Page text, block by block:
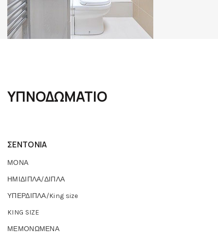
ΥΠΝΟΔΩΜΑΤΙΟ
ΣΕΝΤΟΝΙΑ
ΜΟΝΑ
ΗΜΙΔΙΠΛΑ/ΔΙΠΛΑ
ΥΠΕΡΔΙΠΛΑ/King size
KING SIZE
ΜΕΜΟΝΩΜΕΝΑ